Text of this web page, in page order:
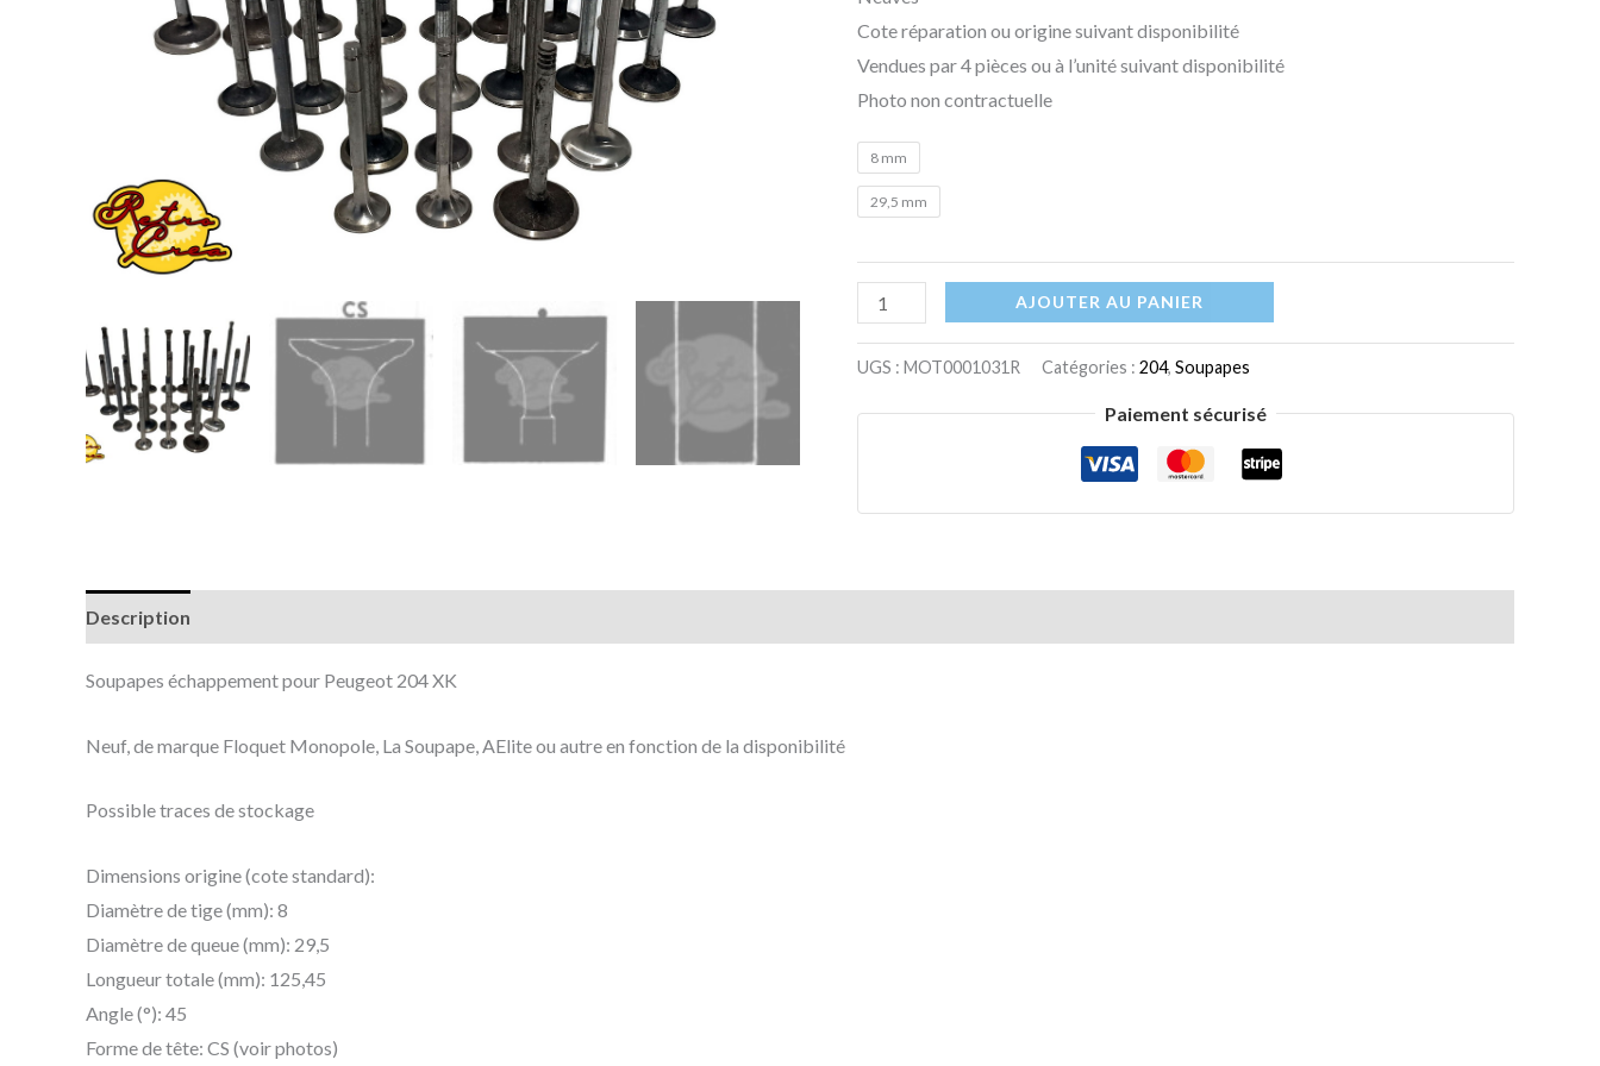
Cote réparation ou origine suivant disponibilité
Vendues par 4 pièces ou à l’unité suivant disponibilité
Photo non contractuelle
8 mm
29,5 mm
AJOUTER AU PANIER
UGS : MOT0001031R Catégories : 204, Soupapes
Paiement sécurisé
Description
Soupapes échappement pour Peugeot 204 XK
Neuf, de marque Floquet Monopole, La Soupape, AElite ou autre en fonction de la disponibilité
Possible traces de stockage
Dimensions origine (cote standard):
Diamètre de tige (mm): 8
Diamètre de queue (mm): 29,5
Longueur totale (mm): 125,45
Angle (°): 45
Forme de tête: CS (voir photos)